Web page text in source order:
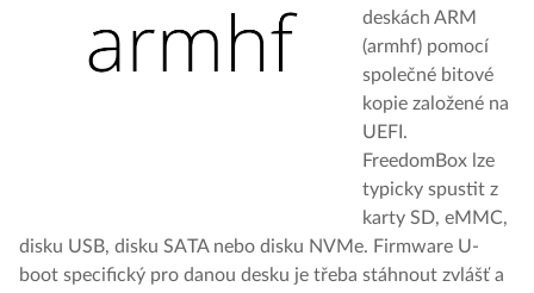
deskách ARM
(armhf) pomocí
společné bitové
kopie založené na
UEFI.
FreedomBox lze
typicky spustit z
karty SD, eMMC,
disku USB, disku SATA nebo disku NVMe. Firmware U-
boot specifický pro danou desku je třeba stáhnout zvlášť a